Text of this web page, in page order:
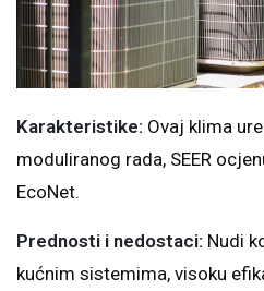
Karakteristike: Ovaj klima
moduliranog rada, SEER
EcoNet.
Prednosti i nedostaci: Nudi
kućnim sistemima, visoku